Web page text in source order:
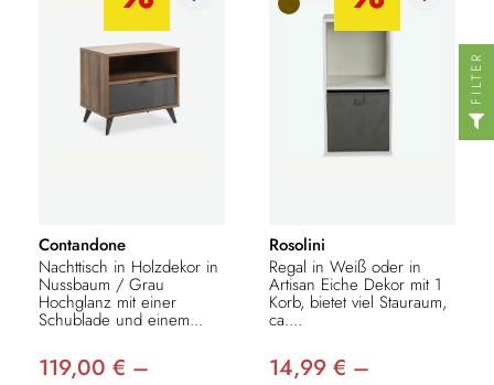
Contandone
Nachttisch in Holzdekor in
Nussbaum / Grau
Hochglanz mit einer
Schublade und einem...
119,00 € –
Rosolini
Regal in Weiß oder in
Artisan Eiche Dekor mit 1
Korb, bietet viel Stauraum,
ca....
14,99 € –
FILTER